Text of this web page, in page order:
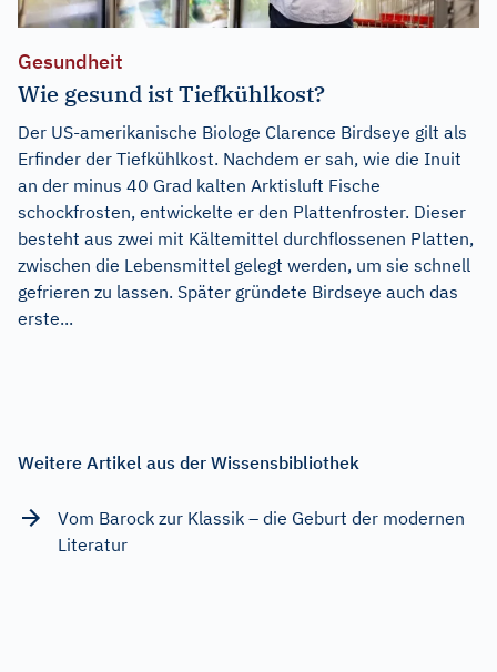
Gesundheit
Wie gesund ist Tiefkühlkost?
Der US-amerikanische Biologe Clarence Birdseye gilt als
Erfinder der Tiefkühlkost. Nachdem er sah, wie die Inuit
an der minus 40 Grad kalten Arktisluft Fische
schockfrosten, entwickelte er den Plattenfroster. Dieser
besteht aus zwei mit Kältemittel durchflossenen Platten,
zwischen die Lebensmittel gelegt werden, um sie schnell
gefrieren zu lassen. Später gründete Birdseye auch das
erste...
Weitere Artikel aus der Wissensbibliothek
Vom Barock zur Klassik – die Geburt der modernen
Literatur